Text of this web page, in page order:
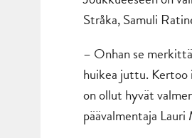
Stråka, Samuli
– Onhan se
huikea juttu. Kertoo
on ollut hyvät
päävalmentaja